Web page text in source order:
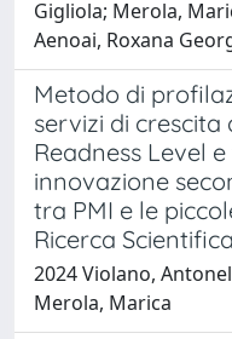
Gigliola; Merola,
Aenoai, Roxana
Metodo di
servizi di crescita
Readness Level
innovazione
tra PMI e le
Ricerca Scientifica
2024 Violano,
Merola, Marica